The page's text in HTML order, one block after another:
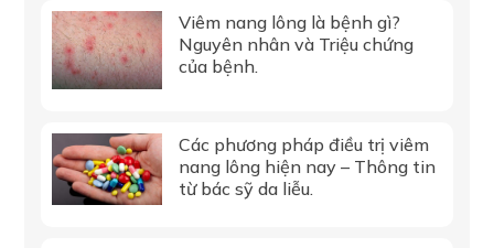
Viêm nang lông là bệnh gì?
Nguyên nhân và Triệu chứng
của bệnh.
Các phương pháp điều trị viêm
nang lông hiện nay – Thông tin
từ bác sỹ da liễu.